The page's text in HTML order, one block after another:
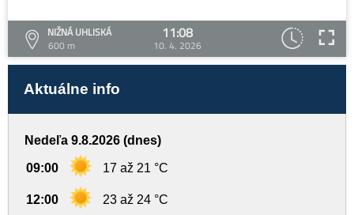
NIŽNÁ UHLISKÁ
600 m
11:08
10. 4. 2026
Aktuálne info
Nedeľa 9.8.2026 (dnes)
09:00 17 až 21 °C
12:00 23 až 24 °C